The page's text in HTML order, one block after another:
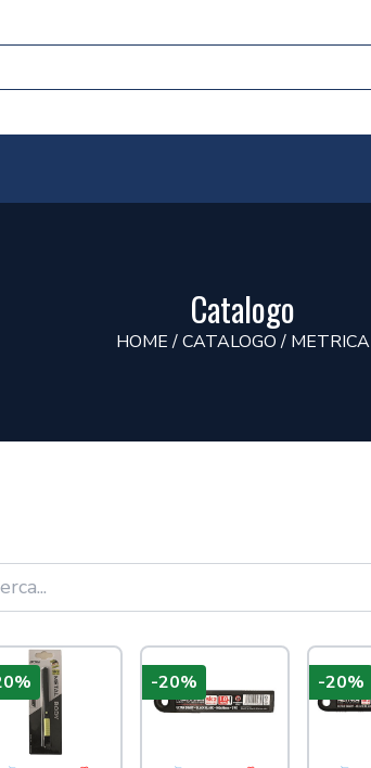
Catalogo
HOME /CATALOGO / METRICA
-20% -20%